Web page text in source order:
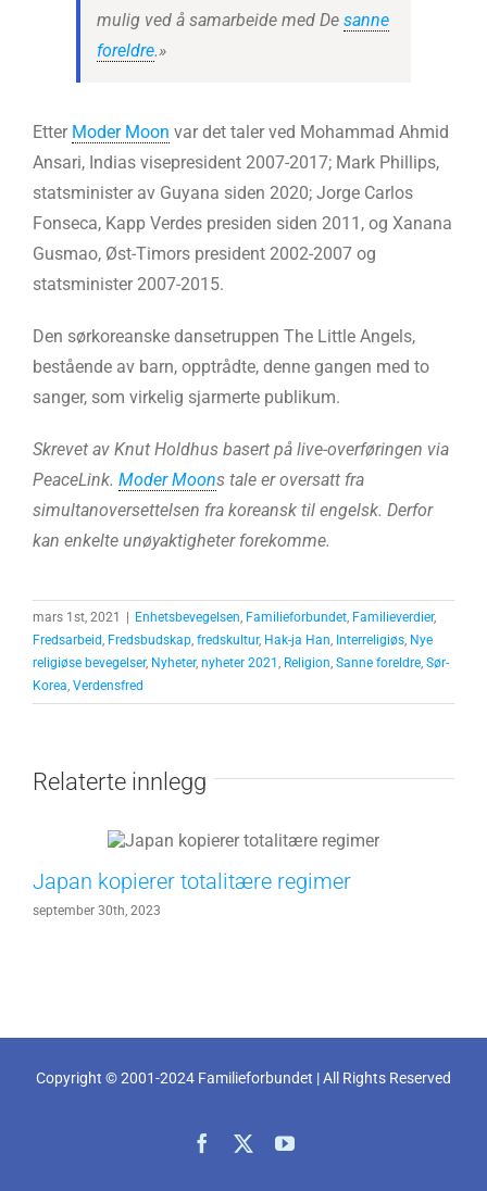
mulig ved å samarbeide med De sanne
foreldre.»
Etter Moder Moon var det taler ved Mohammad Ahmid
Ansari, Indias visepresident 2007-2017; Mark Phillips,
statsminister av Guyana siden 2020; Jorge Carlos
Fonseca, Kapp Verdes presiden siden 2011, og Xanana
Gusmao, Øst-Timors president 2002-2007 og
statsminister 2007-2015.
Den sørkoreanske dansetruppen The Little Angels,
bestående av barn, opptrådte, denne gangen med to
sanger, som virkelig sjarmerte publikum.
Skrevet av Knut Holdhus basert på live-overføringen via
PeaceLink. Moder Moons tale er oversatt fra
simultanoversettelsen fra koreansk til engelsk. Derfor
kan enkelte unøyaktigheter forekomme.
mars 1st, 2021 | Enhetsbevegelsen Familieforbundet Familieverdier,
Fredsarbeid Fredsbudskap fredskultur, Hak-ja Han Interreligiøs Nye
religiøse bevegelser, Nyheter, nyheter 2021 Religion Sanne foreldre Sør-
Korea Verdensfred
Relaterte innlegg
Japan kopierer totalitære regimer
september 30th, 2023
Copyright © 2001-2024 Familieforbundet | All Rights Reserved
Facebook YouTube